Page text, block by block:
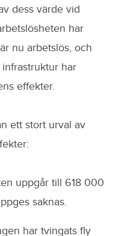
dess värde vid
har
nu arbetslös, och
har
effekter.
ett stort urval av
uppgår till 618 000
saknas.
har tvingats fly